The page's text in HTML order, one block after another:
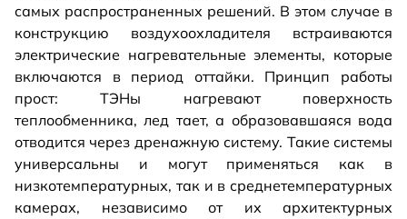
самых распространенных решений. В этом случае в
конструкцию воздухоохладителя встраиваются
электрические нагревательные элементы, которые
включаются в период оттайки. Принцип работы
прост: ТЭНы нагревают поверхность
теплообменника, лед тает, а образовавшаяся вода
отводится через дренажную систему. Такие системы
универсальны и могут применяться как в
низкотемпературных, так и в среднетемпературных
камерах, независимо от их архитектурных